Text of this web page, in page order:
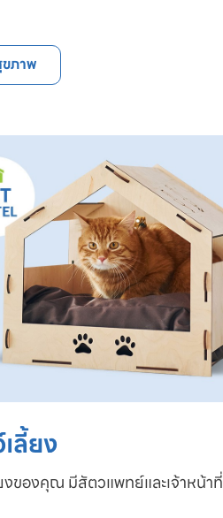
ขภาพ
ลี้ยง
งของคุณ มีสัตวแพทย์และเจ้าหน้าที่